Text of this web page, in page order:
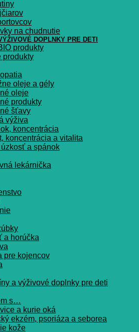
na chudnutie
DOPLNKY PRE DETI
produkty
produkty
oleje a gély
oleje
produkty
šťavy
výživa
koncentrácia
koncentrácia a vitalita
úzkosť a spánok
lekárnička
a horúčka
pre kojencov
a výživové doplnky pre deti
s…
a kurie oká
ekzém, psoriáza a seborea
kože